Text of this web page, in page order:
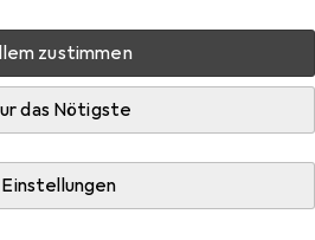
zustimmen
das Nötigste
Einstellungen
silver (1303331) aus der
Klebenagel.